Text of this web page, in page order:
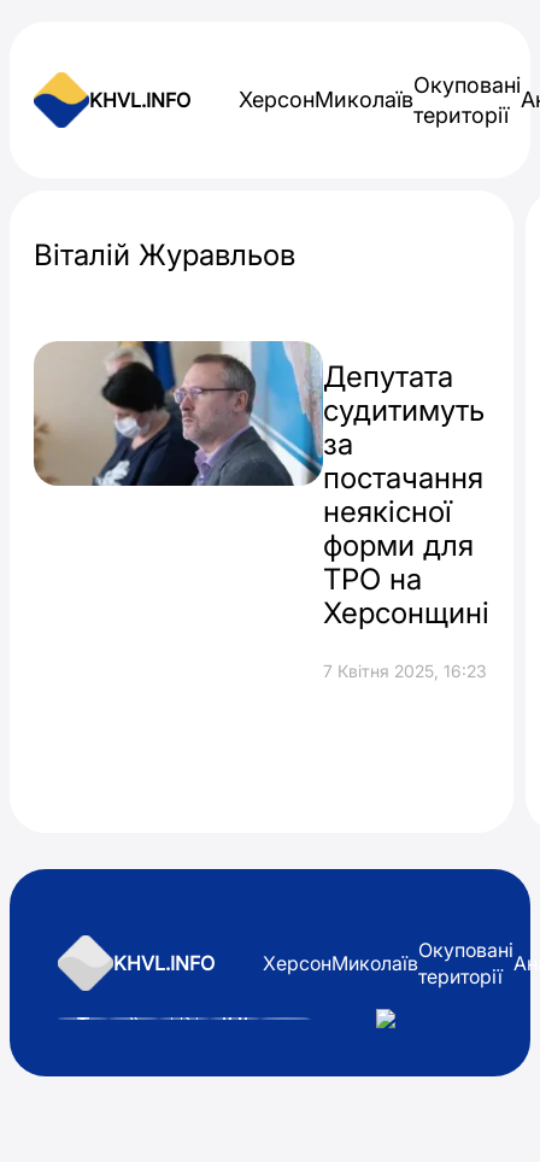
KHVL.INFO ХерсонМиколаїв
Окуповані
території
Віталій Журавльов
Депутата
судитимуть
за
постачання
неякісної
форми для
ТРО на
Херсонщині
7 Квітня 2025, 16:23
KHVL.INFO ХерсонМиколаїв
Окуповані
території